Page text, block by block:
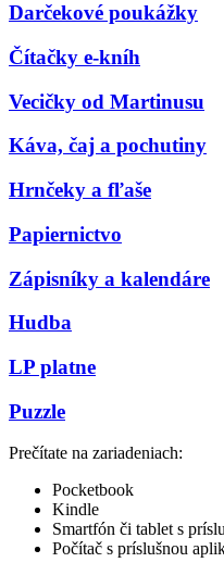
Darčekové poukážky
Čítačky e-kníh
Vecičky od Martinusu
Káva, čaj a pochutiny
Hrnčeky a fľaše
Papiernictvo
Zápisníky a kalendáre
Hudba
LP platne
Puzzle
Prečítate na zariadeniach:
Pocketbook
Kindle
Smartfón či tablet s
Počítač s príslušnou